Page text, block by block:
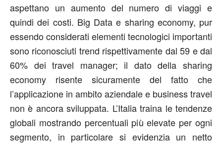
aspettano un aumento del numero di viaggi e
quindi dei costi. Big Data e sharing economy, pur
essendo considerati elementi tecnologici importanti
sono riconosciuti trend rispettivamente dal 59 e dal
60% dei travel manager; il dato della sharing
economy risente sicuramente del fatto che
l’applicazione in ambito aziendale e business travel
non è ancora sviluppata. L’Italia traina le tendenze
globali mostrando percentuali più elevate per ogni
segmento, in particolare si evidenzia un netto